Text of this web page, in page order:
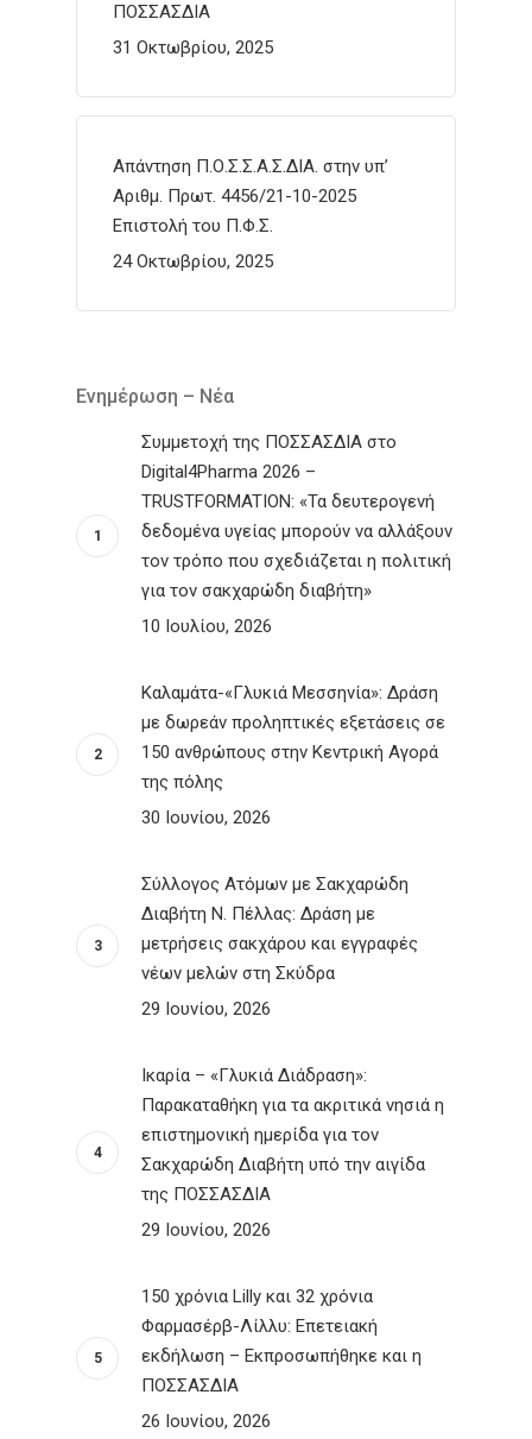
ΠΟΣΣΑΣΔΙΑ
31 Οκτωβρίου, 2025
Απάντηση Π.Ο.Σ.Σ.Α.Σ.ΔΙΑ. στην υπ’
Αριθμ. Πρωτ. 4456/21-10-2025
Επιστολή του Π.Φ.Σ.
24 Οκτωβρίου, 2025
Ενημέρωση – Νέα
Συμμετοχή της ΠΟΣΣΑΣΔΙΑ στο
Digital4Pharma 2026 –
TRUSTFORMATION: «Τα δευτερογενή
δεδομένα υγείας μπορούν να αλλάξουν
τον τρόπο που σχεδιάζεται η πολιτική
για τον σακχαρώδη διαβήτη»
10 Ιουλίου, 2026
Καλαμάτα-«Γλυκιά Μεσσηνία»: Δράση
με δωρεάν προληπτικές εξετάσεις σε
150 ανθρώπους στην Κεντρική Αγορά
της πόλης
30 Ιουνίου, 2026
Σύλλογος Ατόμων με Σακχαρώδη
Διαβήτη Ν. Πέλλας: Δράση με
μετρήσεις σακχάρου και εγγραφές
νέων μελών στη Σκύδρα
29 Ιουνίου, 2026
Ικαρία – «Γλυκιά Διάδραση»:
Παρακαταθήκη για τα ακριτικά νησιά η
επιστημονική ημερίδα για τον
Σακχαρώδη Διαβήτη υπό την αιγίδα
της ΠΟΣΣΑΣΔΙΑ
29 Ιουνίου, 2026
150 χρόνια Lilly και 32 χρόνια
Φαρμασέρβ-Λίλλυ: Eπετειακή
εκδήλωση – Εκπροσωπήθηκε και η
ΠΟΣΣΑΣΔΙΑ
26 Ιουνίου, 2026